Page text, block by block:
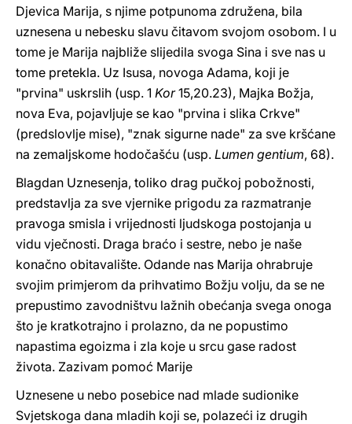
Djevica Marija, s njime potpunoma združena, bila
uznesena u nebesku slavu čitavom svojom osobom. I u
tome je Marija najbliže slijedila svoga Sina i sve nas u
tome pretekla. Uz Isusa, novoga Adama, koji je
"prvina" uskrslih (usp. 1 Kor15,20.23), Majka Božja,
nova Eva, pojavljuje se kao "prvina i slika Crkve"
(predslovlje mise), "znak sigurne nade" za sve kršćane
na zemaljskome hodočašću (usp. Lumen gentium, 68).
Blagdan Uznesenja, toliko drag pučkoj pobožnosti,
predstavlja za sve vjernike prigodu za razmatranje
pravoga smisla i vrijednosti ljudskoga postojanja u
vidu vječnosti. Draga braćo i sestre, nebo je naše
konačno obitavalište. Odande nas Marija ohrabruje
svojim primjerom da prihvatimo Božju volju, da se ne
prepustimo zavodništvu lažnih obećanja svega onoga
što je kratkotrajno i prolazno, da ne popustimo
napastima egoizma i zla koje u srcu gase radost
života. Zazivam pomoć Marije
Uznesene u nebo posebice nad mlade sudionike
Svjetskoga dana mladih koji se, polazeći iz drugih